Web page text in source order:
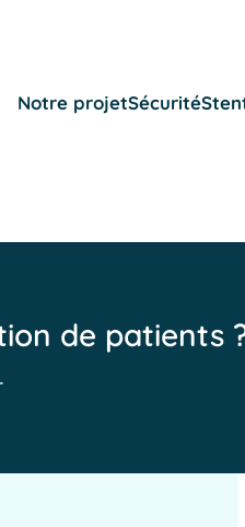
Notre projetSécurité
de patients